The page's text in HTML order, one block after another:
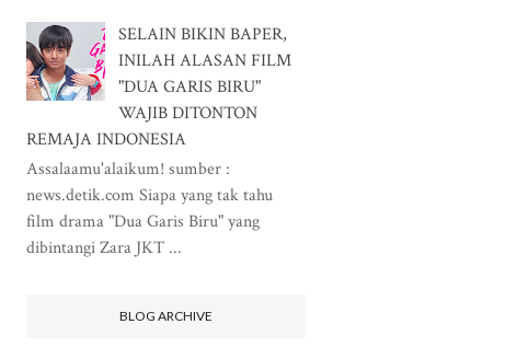
SELAIN BIKIN BAPER,
INILAH ALASAN FILM
"DUA GARIS BIRU"
WAJIB DITONTON
REMAJA INDONESIA
Assalaamu'alaikum! sumber :
news.detik.com Siapa yang tak tahu
film drama "Dua Garis Biru" yang
dibintangi Zara JKT ...
BLOG ARCHIVE